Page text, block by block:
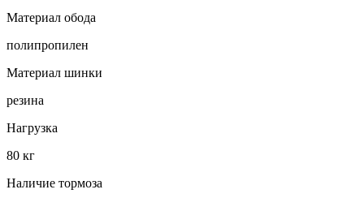
Материал обода
полипропилен
Материал шинки
резина
Нагрузка
80 кг
Наличие тормоза